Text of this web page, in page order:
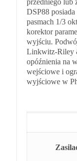
DSP88
pasmach 1/3
korektor
wyjściu.
Linkwitz-Riley
opóźnienia na
wejściowe i
wyjściowe w